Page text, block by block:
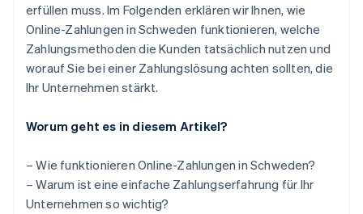
erfüllen muss. Im Folgenden erklären wir Ihnen, wie
Online-Zahlungen in Schweden funktionieren, welche
Zahlungsmethoden die Kunden tatsächlich nutzen und
worauf Sie bei einer Zahlungslösung achten sollten, die
Ihr Unternehmen stärkt.
Worum geht es in diesem Artikel?
– Wie funktionieren Online-Zahlungen in Schweden?
– Warum ist eine einfache Zahlungserfahrung für Ihr
Unternehmen so wichtig?